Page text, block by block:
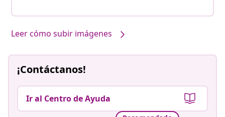
Leer cómo subir imágenes
¡Contáctanos!
Ir al Centro de Ayuda